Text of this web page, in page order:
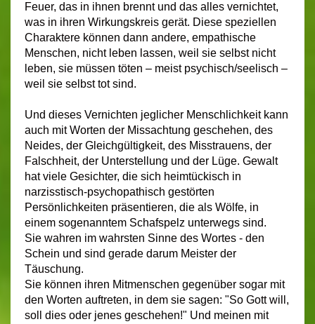
Feuer, das in ihnen brennt und das alles vernichtet,
was in ihren Wirkungskreis gerät. Diese speziellen
Charaktere können dann andere, empathische
Menschen, nicht leben lassen, weil sie selbst nicht
leben, sie müssen töten – meist psychisch/seelisch –
weil sie selbst tot sind.
Und dieses Vernichten jeglicher Menschlichkeit kann
auch mit Worten der Missachtung geschehen, des
Neides, der Gleichgültigkeit, des Misstrauens, der
Falschheit, der Unterstellung und der Lüge. Gewalt
hat viele Gesichter, die sich heimtückisch in
narzisstisch-psychopathisch gestörten
Persönlichkeiten präsentieren, die als Wölfe, in
einem sogenanntem Schafspelz unterwegs sind.
Sie wahren im wahrsten Sinne des Wortes - den
Schein und sind gerade darum Meister der
Täuschung.
Sie können ihren Mitmenschen gegenüber sogar mit
den Worten auftreten, in dem sie sagen: "So Gott will,
soll dies oder jenes geschehen!" Und meinen mit